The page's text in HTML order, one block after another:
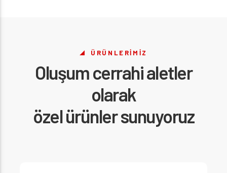
ÜRÜNLERIMIZ
Oluşum cerrahi aletler
olarak
özel ürünler sunuyoruz